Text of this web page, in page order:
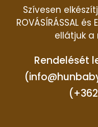
Szívesen
ROVÁSÍRÁSSAL és
ellátjuk a
Rendelését